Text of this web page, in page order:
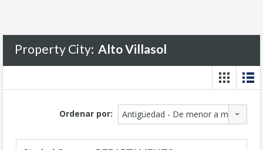
Property City: Alto Villasol
Ordenar por: Antigüedad - De menor a mayor